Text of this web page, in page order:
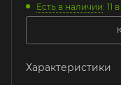
Есть в наличии: 11
Характеристики